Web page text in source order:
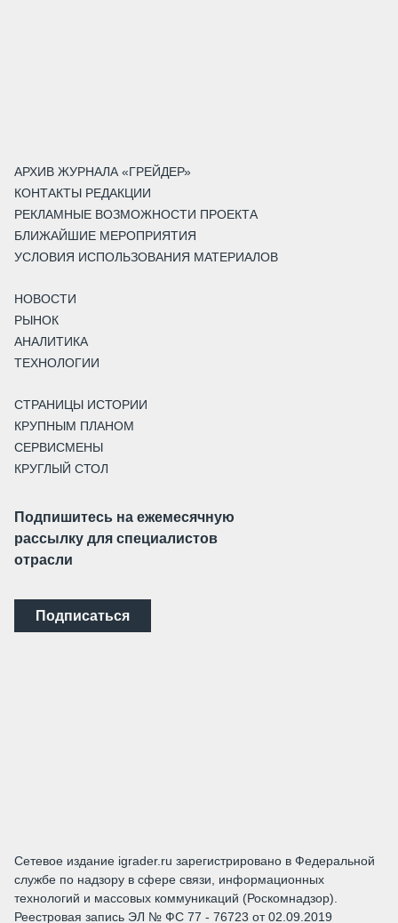
АРХИВ ЖУРНАЛА «ГРЕЙДЕР»
КОНТАКТЫ РЕДАКЦИИ
РЕКЛАМНЫЕ ВОЗМОЖНОСТИ ПРОЕКТА
БЛИЖАЙШИЕ МЕРОПРИЯТИЯ
УСЛОВИЯ ИСПОЛЬЗОВАНИЯ МАТЕРИАЛОВ
НОВОСТИ
РЫНОК
АНАЛИТИКА
ТЕХНОЛОГИИ
СТРАНИЦЫ ИСТОРИИ
КРУПНЫМ ПЛАНОМ
СЕРВИСМЕНЫ
КРУГЛЫЙ СТОЛ
Подпишитесь на ежемесячную
рассылку для специалистов
отрасли
Подписаться
Сетевое издание igrader.ru зарегистрировано в Федеральной
службе по надзору в сфере связи, информационных
технологий и массовых коммуникаций (Роскомнадзор).
Реестровая запись ЭЛ № ФС 77 - 76723 от 02.09.2019